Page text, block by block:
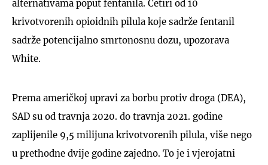
alternativama poput fentanila. Četiri od 10
krivotvorenih opioidnih pilula koje sadrže fentanil
sadrže potencijalno smrtonosnu dozu, upozorava
White.
Prema američkoj upravi za borbu protiv droga (DEA),
SAD su od travnja 2020. do travnja 2021. godine
zaplijenile 9,5 milijuna krivotvorenih pilula, više nego
u prethodne dvije godine zajedno. To je i vjerojatni